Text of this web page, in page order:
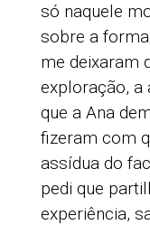
só naquele
sobre a
me deixaram
exploração, a
que a Ana
fizeram com
assídua do
pedi que
experiência,